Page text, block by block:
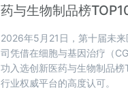
药与生物制品榜
2026年5月21日，第十届未
司凭借在细胞与基因治疗（
功入选创新医药与生物制品
行业权威平台的高度认可。